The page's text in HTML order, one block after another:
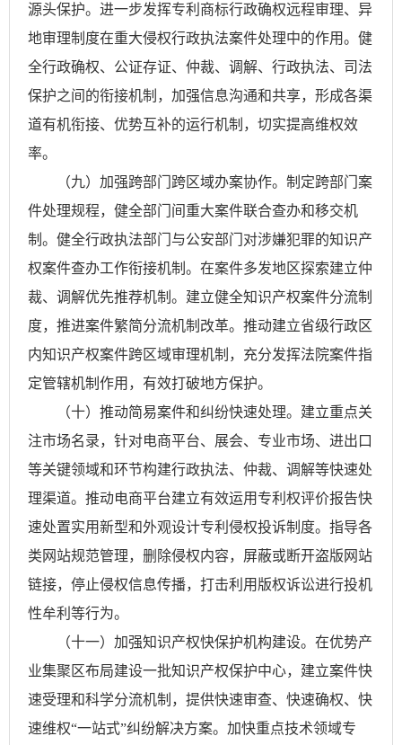
源头保护。进一步发挥专利商标行政确权远程审理、异
地审理制度在重大侵权行政执法案件处理中的作用。健
全行政确权、公证存证、仲裁、调解、行政执法、司法
保护之间的衔接机制，加强信息沟通和共享，形成各渠
道有机衔接、优势互补的运行机制，切实提高维权效
率。
（九）加强跨部门跨区域办案协作。制定跨部门案
件处理规程，健全部门间重大案件联合查办和移交机
制。健全行政执法部门与公安部门对涉嫌犯罪的知识产
权案件查办工作衔接机制。在案件多发地区探索建立仲
裁、调解优先推荐机制。建立健全知识产权案件分流制
度，推进案件繁简分流机制改革。推动建立省级行政区
内知识产权案件跨区域审理机制，充分发挥法院案件指
定管辖机制作用，有效打破地方保护。
（十）推动简易案件和纠纷快速处理。建立重点关
注市场名录，针对电商平台、展会、专业市场、进出口
等关键领域和环节构建行政执法、仲裁、调解等快速处
理渠道。推动电商平台建立有效运用专利权评价报告快
速处置实用新型和外观设计专利侵权投诉制度。指导各
类网站规范管理，删除侵权内容，屏蔽或断开盗版网站
链接，停止侵权信息传播，打击利用版权诉讼进行投机
性牟利等行为。
（十一）加强知识产权快保护机构建设。在优势产
业集聚区布局建设一批知识产权保护中心，建立案件快
速受理和科学分流机制，提供快速审查、快速确权、快
速维权“一站式”纠纷解决方案。加快重点技术领域专